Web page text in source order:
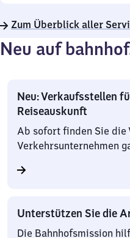
Zum Überblick aller
Neu auf
Neu: Verkaufsstellen
Reiseauskunft
Ab sofort finden Sie
Verkehrsunternehmen
Unterstützen Sie die
Die Bahnhofsmission